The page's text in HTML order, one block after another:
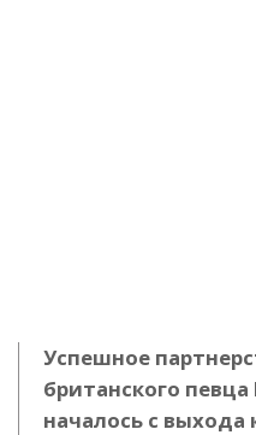
Успешное
британского певца
началось с выхода